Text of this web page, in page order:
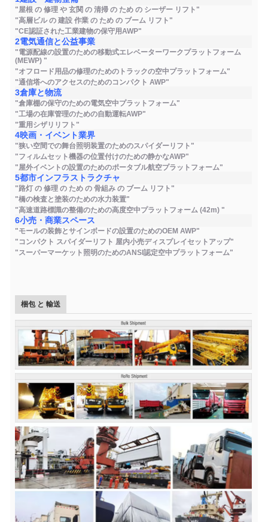
"屋根 の 修理 や 玄関 の 清掃 の ため の シーザー リフト"
"高層ビル の 建設 作業 の ため の ブーム リフト"
"CE認証された工業建物の保守用AWP"
2電気通信と公益事業
"電源配線の設置のための移動式エレベーターワークプラットフォーム
(MEWP) "
"オフロード用品の修理のためのトラックの空中プラットフォーム"
"通信塔へのアクセスのためのコンパクト AWP"
3倉庫と物流
"倉庫棚の保守のための電気空中プラットフォーム"
"工場の在庫管理のための自動運転AWP"
"重用シザリリフト"
4映画・イベント業界
"狭い空間での舞台照明装置のためのスパイダーリフト"
"フィルムセット機器の位置付けのための静かなAWP"
"屋外イベントの設置のためのポータブル航空プラットフォーム"
5都市インフラストラクチャ
"路灯 の 修理 の ため の 骨組み の ブーム リフト"
"橋の検査と塗装のための水力装置"
"高速道路標識の整備のための高度空中プラットフォーム (42m) "
6小売・商業スペース
"モールの装飾とサインボードの設置のためのOEM AWP"
"コンパクト スパイダーリフト 屋内小売ディスプレイセットアップ"
"スーパーマーケット照明のためのANSI認定空中プラットフォーム"
梱包 と 輸送